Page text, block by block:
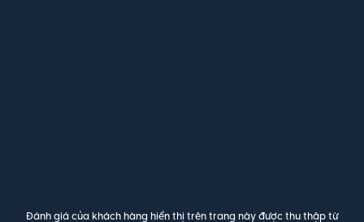
Đánh giá của khách hàng hiển thị trên trang này được thu thập từ